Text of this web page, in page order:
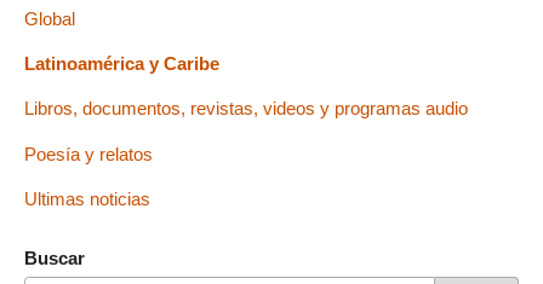
Global
Latinoamérica y Caribe
Libros, documentos, revistas, videos y programas audio
Poesía y relatos
Ultimas noticias
Buscar